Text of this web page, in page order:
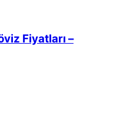
Fiyatları –